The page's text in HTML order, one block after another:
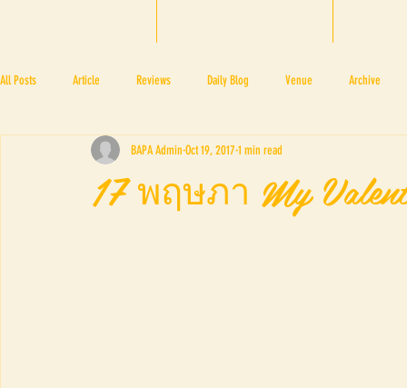
All Posts Article Reviews Daily Blog Venue Archive
BAPA BTF2017 NOV 4 5
17 พฤษภา My
BAPA Admin Oct 19, 20171 min read